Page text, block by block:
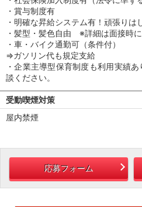
・賞与制度有
・明確な昇給システム有！頑張りは
・髪型・髪色自由 ※詳細は面接時
・車・バイク通勤可（条件付）
⇒ガソリン代も規定支給
・企業主導型保育制度も利用実績
談ください。
受動喫煙対策
屋内禁煙
応募フォーム